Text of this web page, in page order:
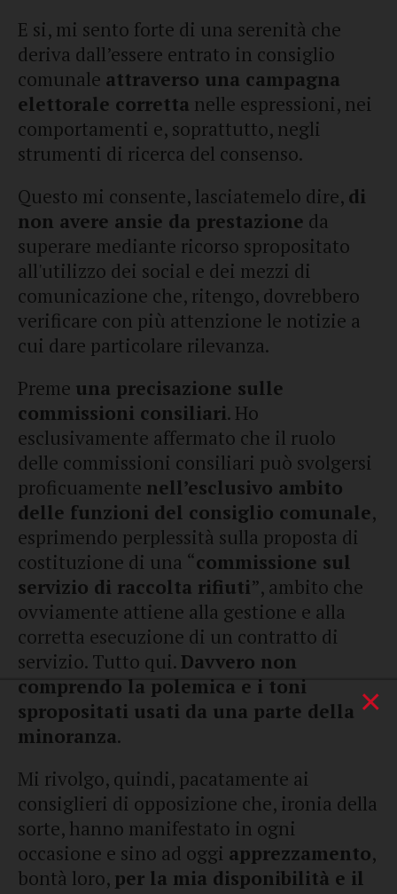
E si, mi sento forte di una serenità che
deriva dall’essere entrato in consiglio
comunale attraverso una campagna
elettorale corretta nelle espressioni, nei
comportamenti e, soprattutto, negli
strumenti di ricerca del consenso.
Questo mi consente, lasciatemelo dire, di
non avere ansie da prestazione da
superare mediante ricorso spropositato
all'utilizzo dei social e dei mezzi di
comunicazione che, ritengo, dovrebbero
verificare con più attenzione le notizie a
cui dare particolare rilevanza.
Preme una precisazione sulle
commissioni consiliari. Ho
esclusivamente affermato che il ruolo
delle commissioni consiliari può svolgersi
proficuamente nell’esclusivo ambito
delle funzioni del consiglio comunale,
esprimendo perplessità sulla proposta di
costituzione di una “commissione sul
servizio di raccolta rifiuti”, ambito che
ovviamente attiene alla gestione e alla
corretta esecuzione di un contratto di
servizio. Tutto qui.Davvero non
comprendo la polemica e i toni
spropositati usati da una parte della
minoranza.
Mi rivolgo, quindi, pacatamente ai
consiglieri di opposizione che, ironia della
sorte, hanno manifestato in ogni
occasione e sino ad oggi apprezzamento,
bontà loro, per la mia disponibilità e il
×